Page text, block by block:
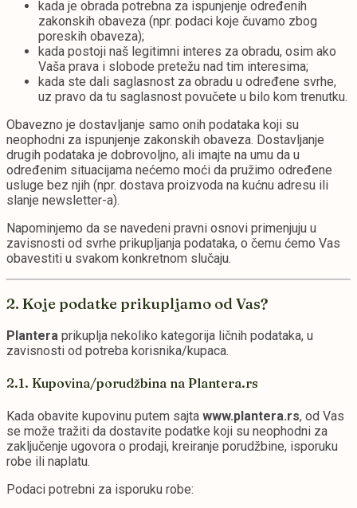
kada je obrada potrebna za ispunjenje određenih
zakonskih obaveza (npr. podaci koje čuvamo zbog
poreskih obaveza);
kada postoji naš legitimni interes za obradu, osim ako
Vaša prava i slobode pretežu nad tim interesima;
kada ste dali saglasnost za obradu u određene svrhe,
uz pravo da tu saglasnost povučete u bilo kom trenutku.
Obavezno je dostavljanje samo onih podataka koji su
neophodni za ispunjenje zakonskih obaveza. Dostavljanje
drugih podataka je dobrovoljno, ali imajte na umu da u
određenim situacijama nećemo moći da pružimo određene
usluge bez njih (npr. dostava proizvoda na kućnu adresu ili
slanje newsletter-a).
Napominjemo da se navedeni pravni osnovi primenjuju u
zavisnosti od svrhe prikupljanja podataka, o čemu ćemo Vas
obavestiti u svakom konkretnom slučaju.
2. Koje podatke prikupljamo od Vas?
Plantera prikuplja nekoliko kategorija ličnih podataka, u
zavisnosti od potreba korisnika/kupaca.
2.1. Kupovina/porudžbina na Plantera.rs
Kada obavite kupovinu putem sajta www.plantera.rs, od Vas
se može tražiti da dostavite podatke koji su neophodni za
zaključenje ugovora o prodaji, kreiranje porudžbine, isporuku
robe ili naplatu.
Podaci potrebni za isporuku robe: